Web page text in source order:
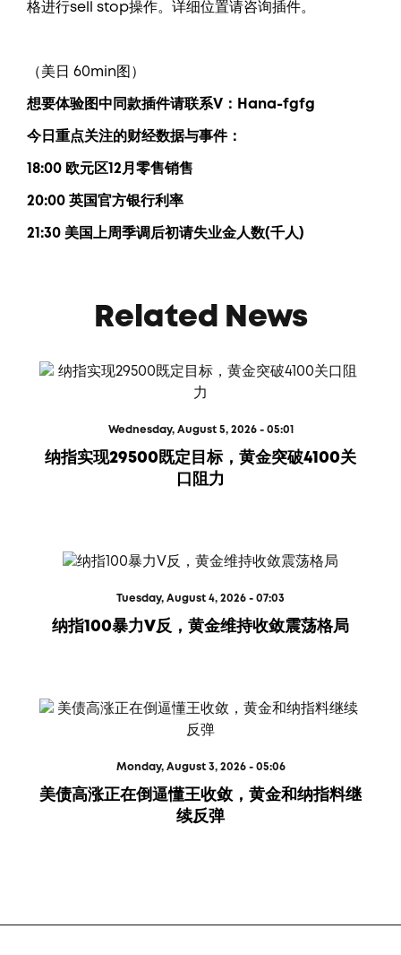
格进行sell stop操作。详细位置请咨询插件。
（美日 60min图）
想要体验图中 同款插件请联系V： Hana-fgfg
今日重点关注的财经数据与事件：
18:00 欧元区12月零售销售
20:00 英国官方银行利率
21:30 美国上周季调后初请失业金人数(千人)
Related News
Wednesday, August 5, 2026 - 05:01
纳指实现29500既定目标，黄金突破4100关
口阻力
Tuesday, August 4, 2026 - 07:03
纳指100暴力V反，黄金维持收敛震荡格局
Monday, August 3, 2026 - 05:06
美债高涨正在倒逼懂王收敛，黄金和纳指料继
续反弹